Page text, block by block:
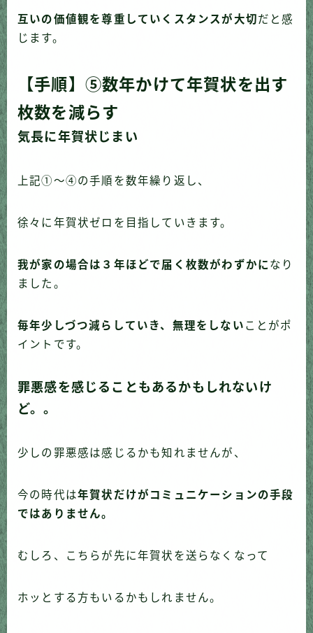
互いの価値観を尊重していくスタンスが大切だと感
じます。
【手順】⑤数年かけて年賀状を出す
枚数を減らす
気長に年賀状じまい
上記①〜④の手順を数年繰り返し、
徐々に年賀状ゼロを目指していきます。
我が家の場合は３年ほどで届く枚数がわずかに なり
ました。
毎年少しづつ減らしていき、無理をしない ことがポ
イントです。
罪悪感を感じることもあるかもしれないけ
ど。。
少しの罪悪感は感じるかも知れませんが、
今の時代は年賀状だけがコミュニケーションの手段
ではありません。
むしろ、こちらが先に年賀状を送らなくなって
ホッとする方もいるかもしれません。